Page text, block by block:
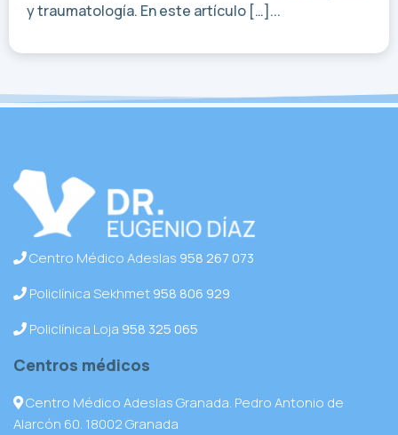
y traumatología. En este artículo […]...
Centro Médico Adeslas 958 267 073
Policlínica Sekhmet958 806 929
Policlínica Loja 958 325 065
Centros médicos
Centro Médico Adeslas Granada. Pedro Antonio de
Alarcón 60. 18002 Granada